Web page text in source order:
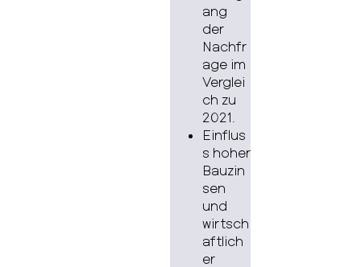
ang
der
Nachfr
age im
Verglei
ch zu
2021.
Einflus
s hoher
Bauzin
sen
und
wirtsch
aftlich
er